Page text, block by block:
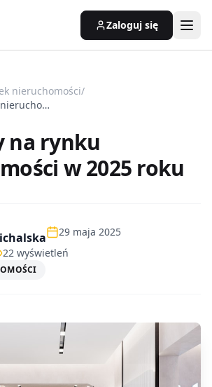
Zaloguj się
nieruchomości/
Prognozy na rynku nieruchomości w 2025 roku
na rynku
w 2025 roku
29 maja 2025
22 wyświetleń